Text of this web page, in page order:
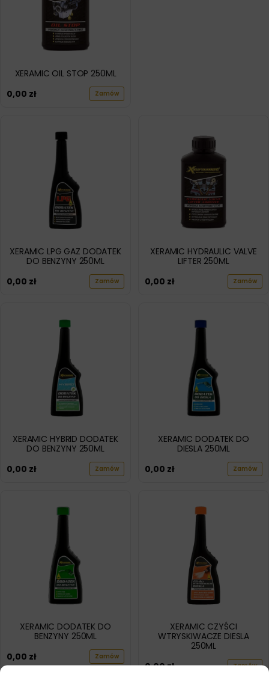
XERAMIC OIL STOP 250ML
0,00 zł Zamów
XERAMIC LPG GAZ DODATEK
DO BENZYNY 250ML
0,00 zł Zamów
XERAMIC HYDRAULIC VALVE
LIFTER 250ML
0,00 zł Zamów
XERAMIC HYBRID DODATEK
DO BENZYNY 250ML
0,00 zł Zamów
XERAMIC DODATEK DO
DIESLA 250ML
0,00 zł Zamów
XERAMIC DODATEK DO
BENZYNY 250ML
0,00 zł Zamów
XERAMIC CZYŚCI
WTRYSKIWACZE DIESLA
250ML
0,00zł Zamów